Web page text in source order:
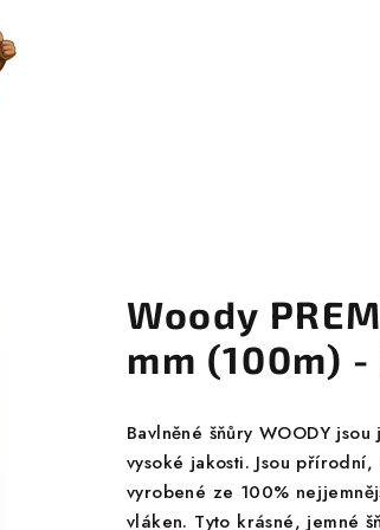
Woody
mm (100m)
Bavlněné šňůry WOODY
vysoké jakosti. Jsou
vyrobené ze 100%
vláken. Tyto krásné, jemné